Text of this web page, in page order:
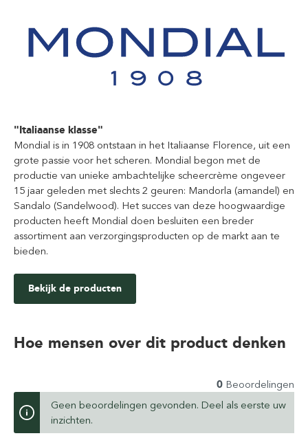
"Italiaanse klasse"
Mondial is in 1908 ontstaan in het Italiaanse Florence, uit een
grote passie voor het scheren. Mondial begon met de
productie van unieke ambachtelijke scheercrème ongeveer
15 jaar geleden met slechts 2 geuren: Mandorla (amandel) en
Sandalo (Sandelwood). Het succes van deze hoogwaardige
producten heeft Mondial doen besluiten een breder
assortiment aan verzorgingsproducten op de markt aan te
bieden.
Bekijk de producten
Hoe mensen over dit product denken
0 Beoordelingen
Geen beoordelingen gevonden. Deel als eerste uw
inzichten.